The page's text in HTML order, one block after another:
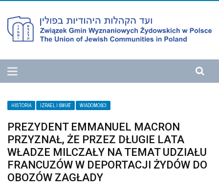
HISTORIA IZRAEL I ŚWIAT WIADOMOŚCI
PREZYDENT EMMANUEL MACRON
PRZYZNAŁ, ŻE PRZEZ DŁUGIE LATA
WŁADZE MILCZAŁY NA TEMAT UDZIAŁU
FRANCUZÓW W DEPORTACJI ŻYDÓW DO
OBOZÓW ZAGŁADY